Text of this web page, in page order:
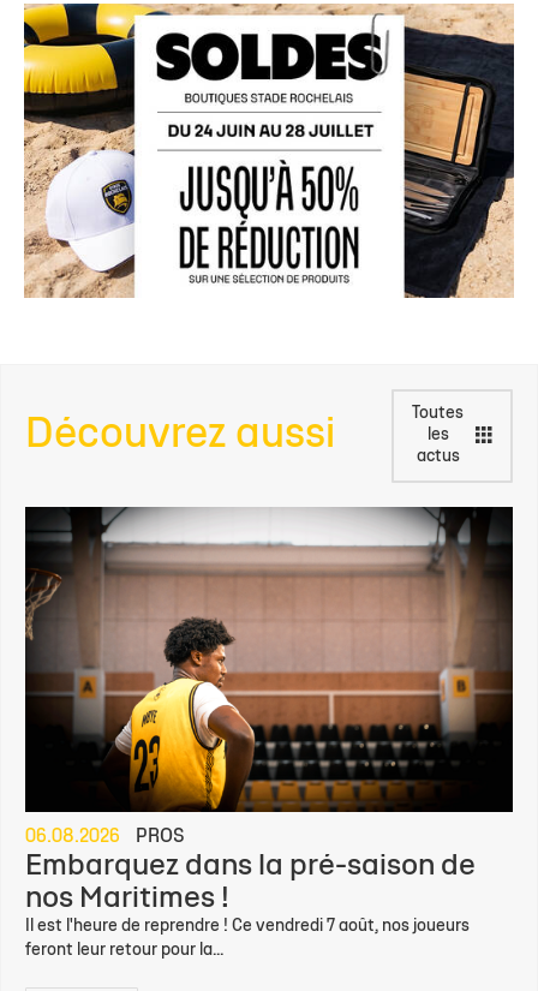
Découvrez aussi
Toutes
les
actus
06.08.2026 PROS
Embarquez dans la pré-saison de
nos Maritimes !
Il est l'heure de reprendre ! Ce vendredi 7 août, nos joueurs
feront leur retour pour la...